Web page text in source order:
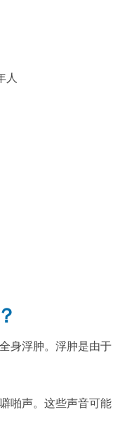
人
身浮肿。浮肿是由于
啪声。这些声音可能